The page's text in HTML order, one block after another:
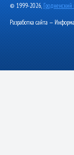
© 1999-2026,
Разработка сайта —